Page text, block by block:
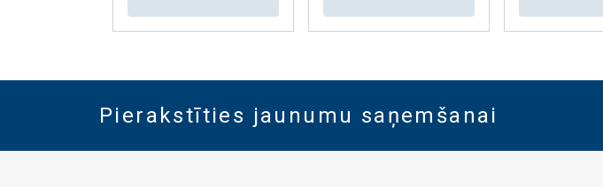
Pierakstīties jaunumu saņemšanai